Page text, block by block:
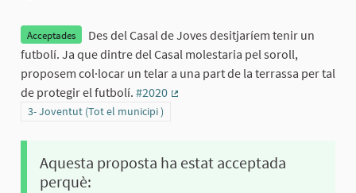
Acceptades
Des del Casal de Joves desitjaríem tenir un
futbolí. Ja que dintre del Casal molestaria pel soroll,
proposem col·locar un telar a una part de la terrassa per tal
de protegir el futbolí. #2020
Resultats al filtrar per la categoria: 3- Joventut (Tot el municipi )
3- Joventut (Tot el municipi )
Aquesta proposta ha estat acceptada
perquè: